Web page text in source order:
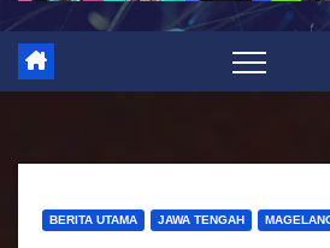
n
BERITA UTAMA JAWA TENGAH